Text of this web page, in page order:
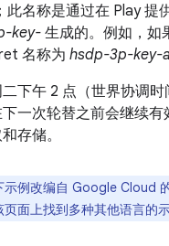
名称是通过在 Play 提
key-生成的。例如，如
名称为 hsdp-3p-key-
下午 2 点（世界协调
一次轮替之前会继续
存储。
示例改编自 Google Cloud
面上找到多种其他语言的示